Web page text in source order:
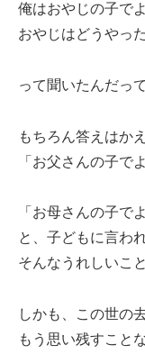
俺はおやじの子で
おやじはどうやった
って聞いたんだって
もちろん答えはか
「お父さんの子で
「お母さんの子で
と、子どもに言わ
そんなうれしいこ
しかも、この世の
もう思い残すこと